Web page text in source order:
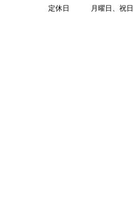
定休日 月曜日、祝日